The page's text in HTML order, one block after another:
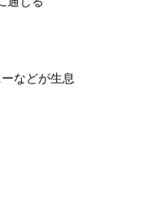
などが生息